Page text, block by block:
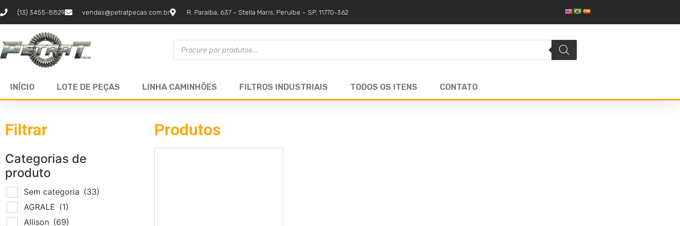
(13) 3455-8829 vendas@petratpecas.com.br R. Paraíba, 637 – Stella Maris, Peruíbe – SP, 11770-362
INÍCIO LOTE DE PEÇAS LINHA CAMINHÕES FILTROS INDUSTRIAIS TODOS OS ITENS CONTATO
Filtrar
Categorias de
produto
Sem categoria (33)
AGRALE (1)
Allison (69)
Produtos